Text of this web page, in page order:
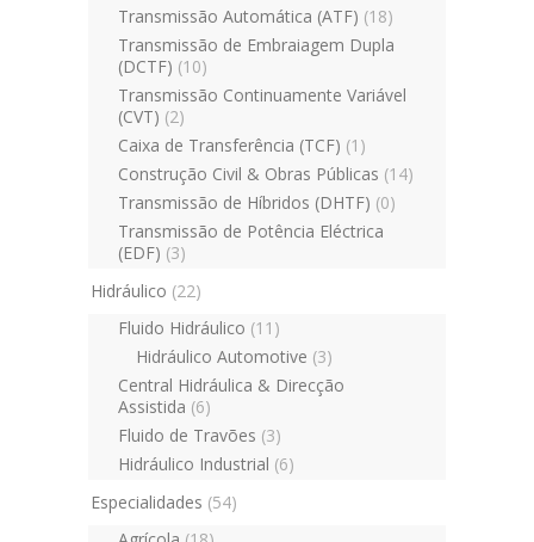
Transmissão Automática (ATF) (18)
Transmissão de Embraiagem Dupla
(DCTF) (10)
Transmissão Continuamente Variável
(CVT) (2)
Caixa de Transferência (TCF) (1)
Construção Civil & Obras Públicas (14)
Transmissão de Híbridos (DHTF) (0)
Transmissão de Potência Eléctrica
(EDF) (3)
Hidráulico (22)
Fluido Hidráulico (11)
Hidráulico Automotive (3)
Central Hidráulica & Direcção
Assistida (6)
Fluido de Travões (3)
Hidráulico Industrial (6)
Especialidades (54)